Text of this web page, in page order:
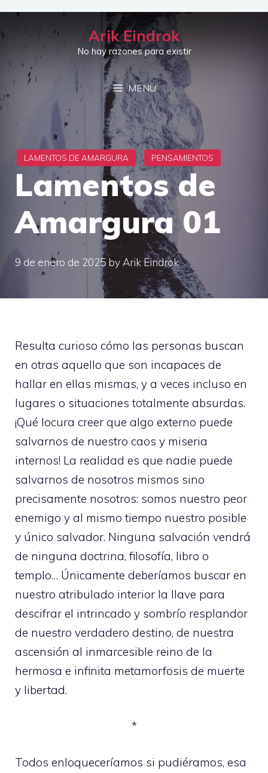
Saltar
contenido
Arik Eindrok
No hay razones para existir
MENÚ
Lamentos de
Amargura 01
9 de enero de 2025 by Arik Eindrok
Resulta curioso cómo las personas buscan
en otras aquello que son incapaces de
hallar en ellas mismas, y a veces incluso en
lugares o situaciones totalmente absurdas.
¡Qué locura creer que algo externo puede
salvarnos de nuestro caos y miseria
internos! La realidad es que nadie puede
salvarnos de nosotros mismos sino
precisamente nosotros: somos nuestro peor
enemigo y al mismo tiempo nuestro posible
y único salvador. Ninguna salvación vendrá
de ninguna doctrina, filosofía, libro o
templo… Únicamente deberíamos buscar en
nuestro atribulado interior la llave para
descifrar el intrincado y sombrío resplandor
de nuestro verdadero destino, de nuestra
ascensión al inmarcesible reino de la
hermosa e infinita metamorfosis de muerte
y libertad.
*
Todos enloqueceríamos si pudiéramos, esa